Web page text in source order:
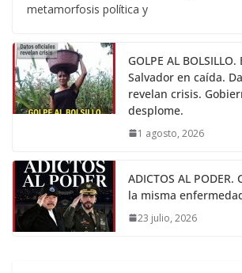
metamorfosis política y
GOLPE AL
Salvador en caída.
revelan crisis.
desplome.
1 agosto, 2026
ADICTOS AL
la misma
23 julio, 2026